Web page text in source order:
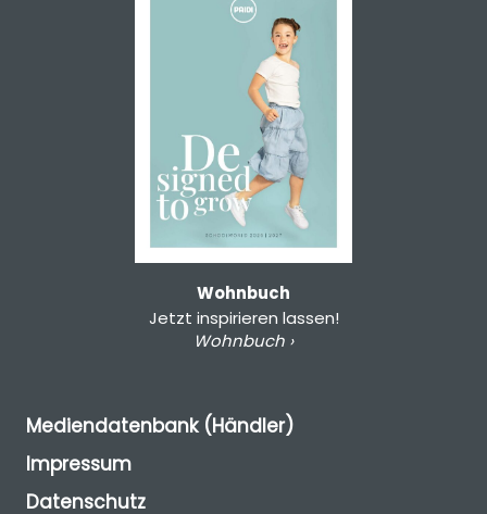
Wohnbuch
Jetzt inspirieren lassen!
Wohnbuch ›
Mediendatenbank (Händler)
Impressum
Datenschutz